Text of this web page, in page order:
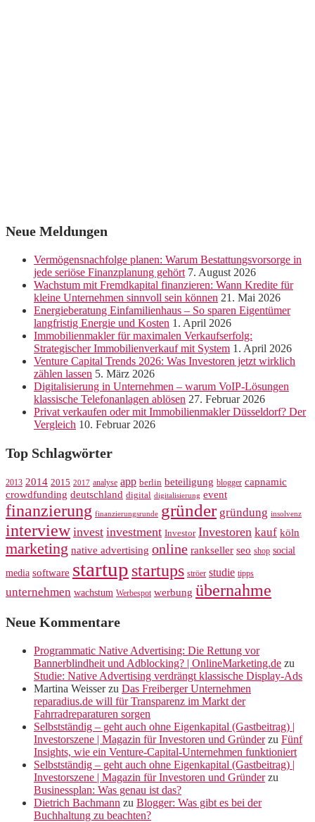
Neue Meldungen
Vermögensnachfolge planen: Warum Bestattungsvorsorge in
jede seriöse Finanzplanung gehört 7. August 2026
Wachstum mit Fremdkapital finanzieren: Wann Kredite für
kleine Unternehmen sinnvoll sein können 21. Mai 2026
Energieberatung Einfamilienhaus – So sparen Eigentümer
langfristig Energie und Kosten 1. April 2026
Immobilienmakler für maximalen Verkaufserfolg:
Strategischer Immobilienverkauf mit System 1. April 2026
Venture Capital Trends 2026: Was Investoren jetzt wirklich
zählen lassen 5. März 2026
Digitalisierung in Unternehmen – warum VoIP-Lösungen
klassische Telefonanlagen ablösen 27. Februar 2026
Privat verkaufen oder mit Immobilienmakler Düsseldorf? Der
Vergleich 10. Februar 2026
Top Schlagwörter
2013 2014 2015 2017 analyse app berlin beteiligung blogger capnamic
crowdfunding deutschland digital digitalisierung event
finanzierung finanzierungsrunde gründer gründung insolvenz
interview invest investment Investor Investoren kauf köln
marketing native advertising online rankseller seo shop social
media software startup startups ströer studie tipps
unternehmen wachstum Werbespot werbung übernahme
Neue Kommentare
Programmatic Native Advertising: Die Rettung vor
Bannerblindheit und Adblocking? | OnlineMarketing.de zu
Studie: Native Advertising verdrängt klassische Display-Ads
Martina Weisserzu Das Freiberger Unternehmen
reparadius.de will für Transparenz im Markt der
Fahrradreparaturen sorgen
Selbstständig – geht auch ohne Eigenkapital (Gastbeitrag) |
Investorszene | Magazin für Investoren und Gründerzu Fünf
Insights, wie ein Venture-Capital-Unternehmen funktioniert
Selbstständig – geht auch ohne Eigenkapital (Gastbeitrag) |
Investorszene | Magazin für Investoren und Gründerzu
Businessplan: Was genau ist das?
Dietrich Bachmann zu Blogger: Was gibt es bei der
Buchhaltung zu beachten?